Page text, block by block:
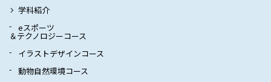
学科紹介
eスポーツ
＆テクノロジーコース
イラストデザインコース
動物自然環境コース